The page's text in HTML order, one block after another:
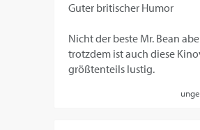
Guter britischer Humor
Nicht der beste Mr. Bean
trotzdem ist auch diese
größtenteils lustig.